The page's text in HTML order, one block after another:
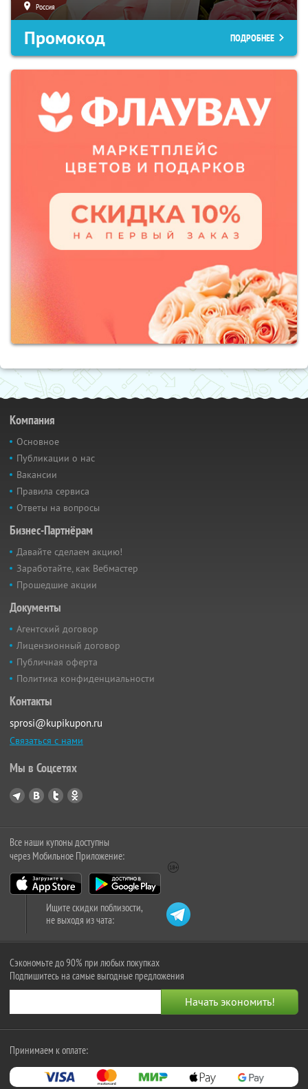
Россия
Промокод ПОДРОБНЕЕ
Компания
Основное
Публикации о нас
Вакансии
Правила сервиса
Ответы на вопросы
Бизнес-Партнёрам
Давайте сделаем акцию!
Заработайте, как Вебмастер
Прошедшие акции
Документы
Агентский договор
Лицензионный договор
Публичная оферта
Политика конфиденциальности
Контакты
sprosi@kupikupon.ru
Связаться с нами
Мы в Соцсетях
Все наши купоны доступны
через Мобильное Приложение:
Ищите скидки поблизости,
не выходя из чата:
Сэкономьте до 90% при любых покупках
Подпишитесь на самые выгодные предложения
Принимаем к оплате: